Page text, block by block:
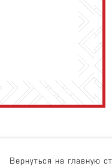
Вернуться на главную